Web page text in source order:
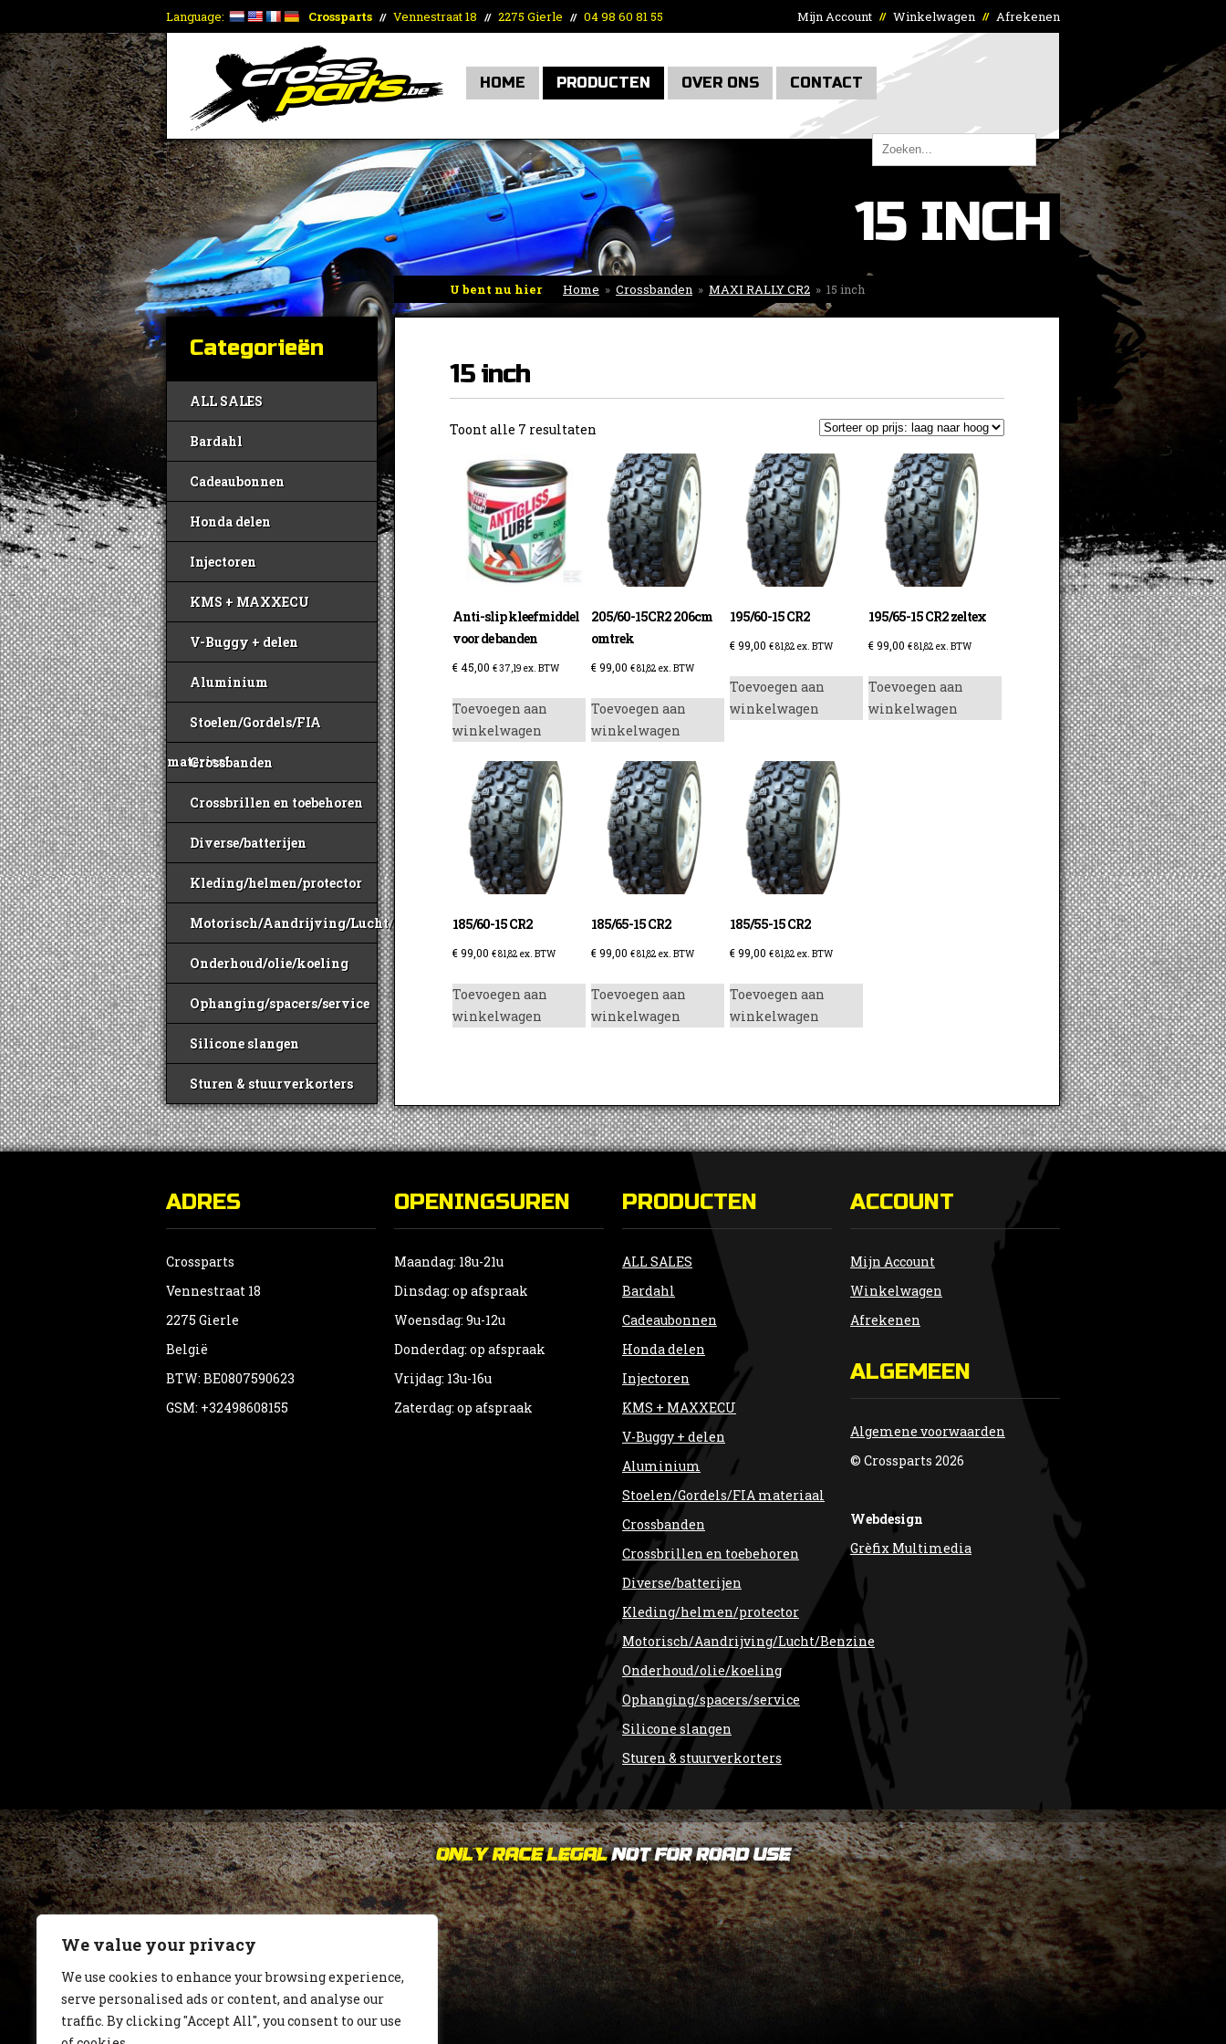
We value your privacy
We use cookies to enhance your browsing experience,
serve personalised ads or content, and analyse our
traffic. By clicking "Accept All", you consent to our use
Language: Crossparts // Vennestraat 18 // 2275 Gierle // 04 98 60 81 55 Mijn Account // Winkelwagen // Afrekenen
HOME PRODUCTEN OVER ONS CONTACT
15 INCH
U bent nu hier Home » Crossbanden » MAXI RALLY CR2 » 15 inch
Categorieën
ALL SALES
Bardahl
Cadeaubonnen
Honda delen
Injectoren
KMS + MAXXECU
V-Buggy + delen
Aluminium
Stoelen/Gordels/FIA
materiaal
Crossbanden
Crossbrillen en toebehoren
Diverse/batterijen
Kleding/helmen/protector
Motorisch/Aandrijving/Lucht/Benzine
Onderhoud/olie/koeling
Ophanging/spacers/service
Silicone slangen
Sturen & stuurverkorters
15 inch
Toont alle 7 resultaten
prijs:
laag
naar
hoog
Anti-slip kleefmiddel
voor de banden
€45,00 €37,19 ex. BTW
Toevoegen aan
winkelwagen
205/60-15CR2 206cm
omtrek
€99,00 €81,82 ex. BTW
Toevoegen aan
winkelwagen
195/60-15 CR2
€99,00 €81,82 ex. BTW
Toevoegen aan
winkelwagen
195/65-15 CR2 zeltex
€99,00 €81,82 ex. BTW
Toevoegen aan
winkelwagen
185/60-15 CR2
€99,00 €81,82 ex. BTW
Toevoegen aan
winkelwagen
185/65-15 CR2
€99,00 €81,82 ex. BTW
Toevoegen aan
winkelwagen
185/55-15 CR2
€99,00 €81,82 ex. BTW
Toevoegen aan
winkelwagen
ADRES
Crossparts
Vennestraat 18
2275 Gierle
België
BTW: BE0807590623
GSM: +32498608155
OPENINGSUREN
Maandag: 18u-21u
Dinsdag: op afspraak
Woensdag: 9u-12u
Donderdag: op afspraak
Vrijdag: 13u-16u
Zaterdag: op afspraak
PRODUCTEN
ALL SALES
Bardahl
Cadeaubonnen
Honda delen
Injectoren
KMS + MAXXECU
V-Buggy + delen
Aluminium
Stoelen/Gordels/FIA materiaal
Crossbanden
Crossbrillen en toebehoren
Diverse/batterijen
Kleding/helmen/protector
Motorisch/Aandrijving/Lucht/Benzine
Onderhoud/olie/koeling
Ophanging/spacers/service
Silicone slangen
Sturen & stuurverkorters
ACCOUNT
Mijn Account
Winkelwagen
Afrekenen
ALGEMEEN
Algemene voorwaarden
© Crossparts 2026
Webdesign
Grèfix Multimedia